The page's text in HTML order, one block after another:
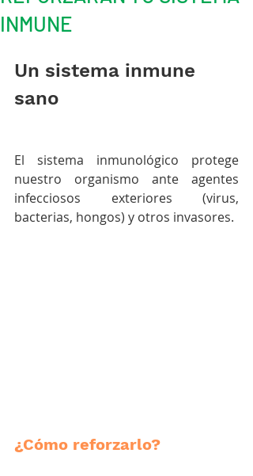
INMUNE
Un sistema inmune
sano
El sistema inmunológico protege
nuestro organismo ante agentes
infecciosos exteriores (virus,
bacterias, hongos) y otros invasores.
¿Cómo reforzarlo?